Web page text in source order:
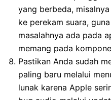
yang berbeda,
ke perekam suara,
masalahnya ada pada
memang pada
Pastikan Anda sudah
paling baru melalui
lunak karena Apple